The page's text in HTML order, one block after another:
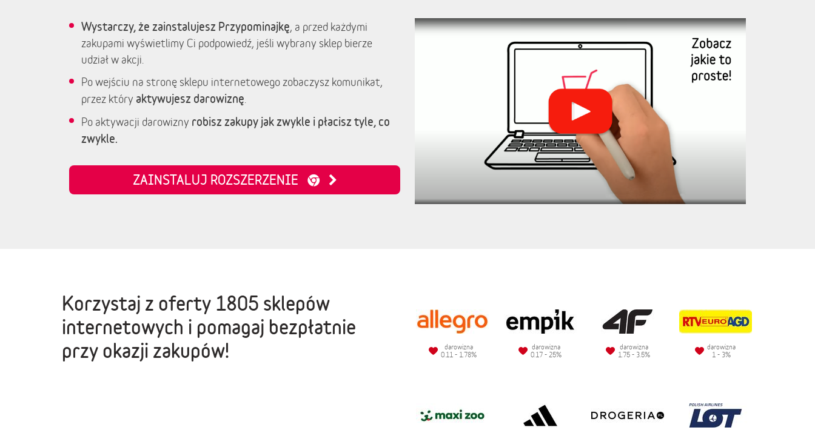
Wystarczy, że zainstalujesz Przypominajkę, a przed każdymi
zakupami wyświetlimy Ci podpowiedź, jeśli wybrany sklep bierze
udział w akcji.
Po wejściu na stronę sklepu internetowego zobaczysz komunikat,
przez który aktywujesz darowiznę
Po aktywacji darowizny robisz zakupy jak zwykle i płacisz tyle, co
zwykle.
ZAINSTALUJ ROZSZERZENIE
Korzystaj z oferty 1805 sklepów
internetowych i pomagaj bezpłatnie
przy okazji zakupów!
darowizna
0.11 - 1.78%
darowizna
0.17 - 25%
darowizna
1.75 - 3.5%
darowizna
1 - 3%